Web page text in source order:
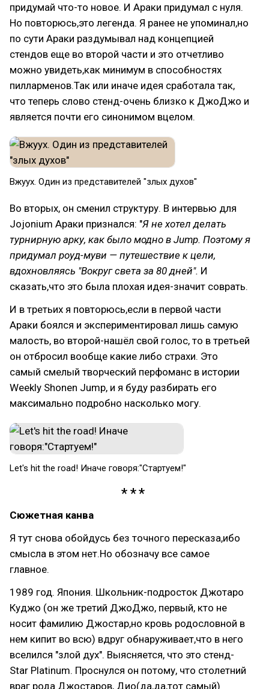
придумай что-то новое. И Араки придумал с нуля.
Но повторюсь,это легенда. Я ранее не упоминал,но
по сути Араки раздумывал над концепцией
стендов еще во второй части и это отчетливо
можно увидеть,как минимум в способностях
пилларменов.Так или иначе идея сработала так,
что теперь слово стенд-очень близко к ДжоДжо и
является почти его синонимом вцелом.
Вжуух. Один из представителей "злых духов"
Во вторых, он сменил структуру. В интервью для
Jojonium Араки признался: "Я не хотел делать
турнирную арку, как было модно в Jump. Поэтому я
придумал роуд-муви — путешествие к цели,
вдохновляясь "Вокруг света за 80 дней". И
сказать,что это была плохая идея-значит соврать.
И в третьих я повторюсь,если в первой части
Араки боялся и экспериментировал лишь самую
малость, во второй-нашёл свой голос, то в третьей
он отбросил вообще какие либо страхи. Это
самый смелый творческий перфоманс в истории
Weekly Shonen Jump, и я буду разбирать его
максимально подробно насколько могу.
Let's hit the road! Иначе говоря:"Стартуем!"
Сюжетная канва
Я тут снова обойдусь без точного пересказа,ибо
смысла в этом нет.Но обозначу все самое
главное.
1989 год. Япония. Школьник-подросток Джотаро
Куджо (он же третий ДжоДжо, первый, кто не
носит фамилию Джостар,но кровь родословной в
нем кипит во всю) вдруг обнаруживает,что в него
вселился "злой дух". Выясняется, что это стенд-
Star Platinum. Проснулся он потому, что столетний
враг рода Джостаров, Дио(да,да,тот самый)